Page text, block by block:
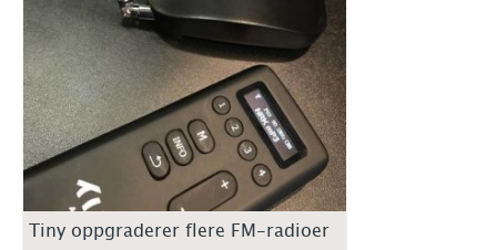
Tiny oppgraderer flere FM-radioer